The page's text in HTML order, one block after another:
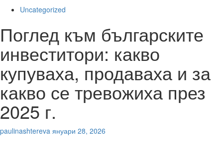
Uncategorized
Поглед към българските
инвеститори: какво
купуваха, продаваха и за
какво се тревожиха през
2025 г.
paulinashtereva януари 28, 2026